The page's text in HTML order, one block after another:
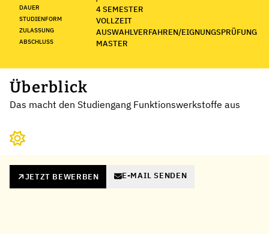
DAUER 4 SEMESTER
STUDIENFORM VOLLZEIT
ZULASSUNG AUSWAHLVERFAHREN/EIGNUNGSPRÜFUNG
ABSCHLUSS MASTER
Überblick
Das macht den Studiengang Funktionswerkstoffe aus
JETZT BEWERBEN E-MAIL SENDEN